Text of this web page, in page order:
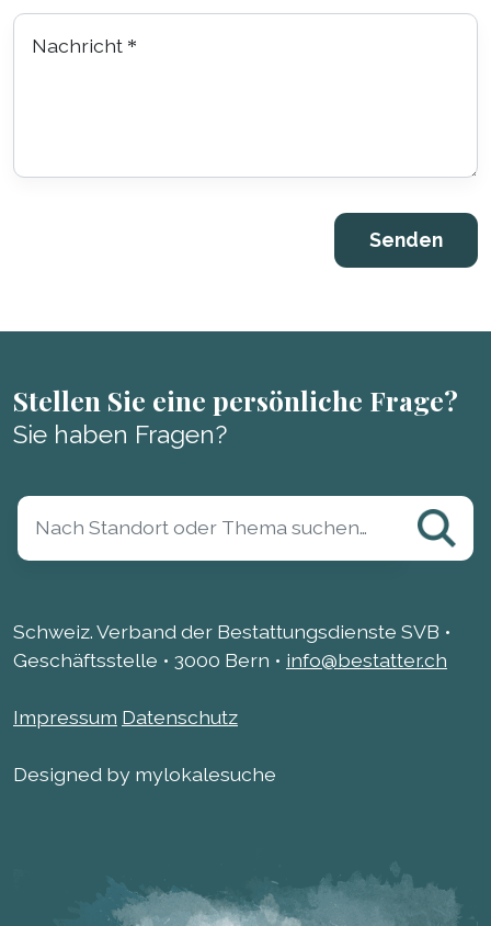
Nachricht *
Stellen Sie eine persönliche Frage?
Sie haben Fragen?
Schweiz. Verband der Bestattungsdienste SVB •
Geschäftsstelle • 3000 Bern • info@bestatter.ch
Impressum Datenschutz
Designed by mylokalesuche